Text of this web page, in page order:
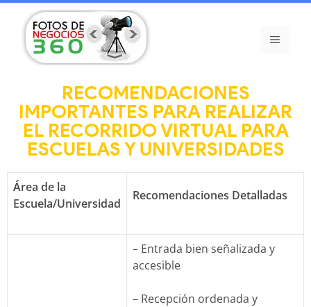
RECOMENDACIONES
IMPORTANTES PARA REALIZAR
EL RECORRIDO VIRTUAL PARA
ESCUELAS Y UNIVERSIDADES
Área de la
Escuela/Universidad
Recomendaciones Detalladas
– Entrada bien señalizada y
accesible
– Recepción ordenada y